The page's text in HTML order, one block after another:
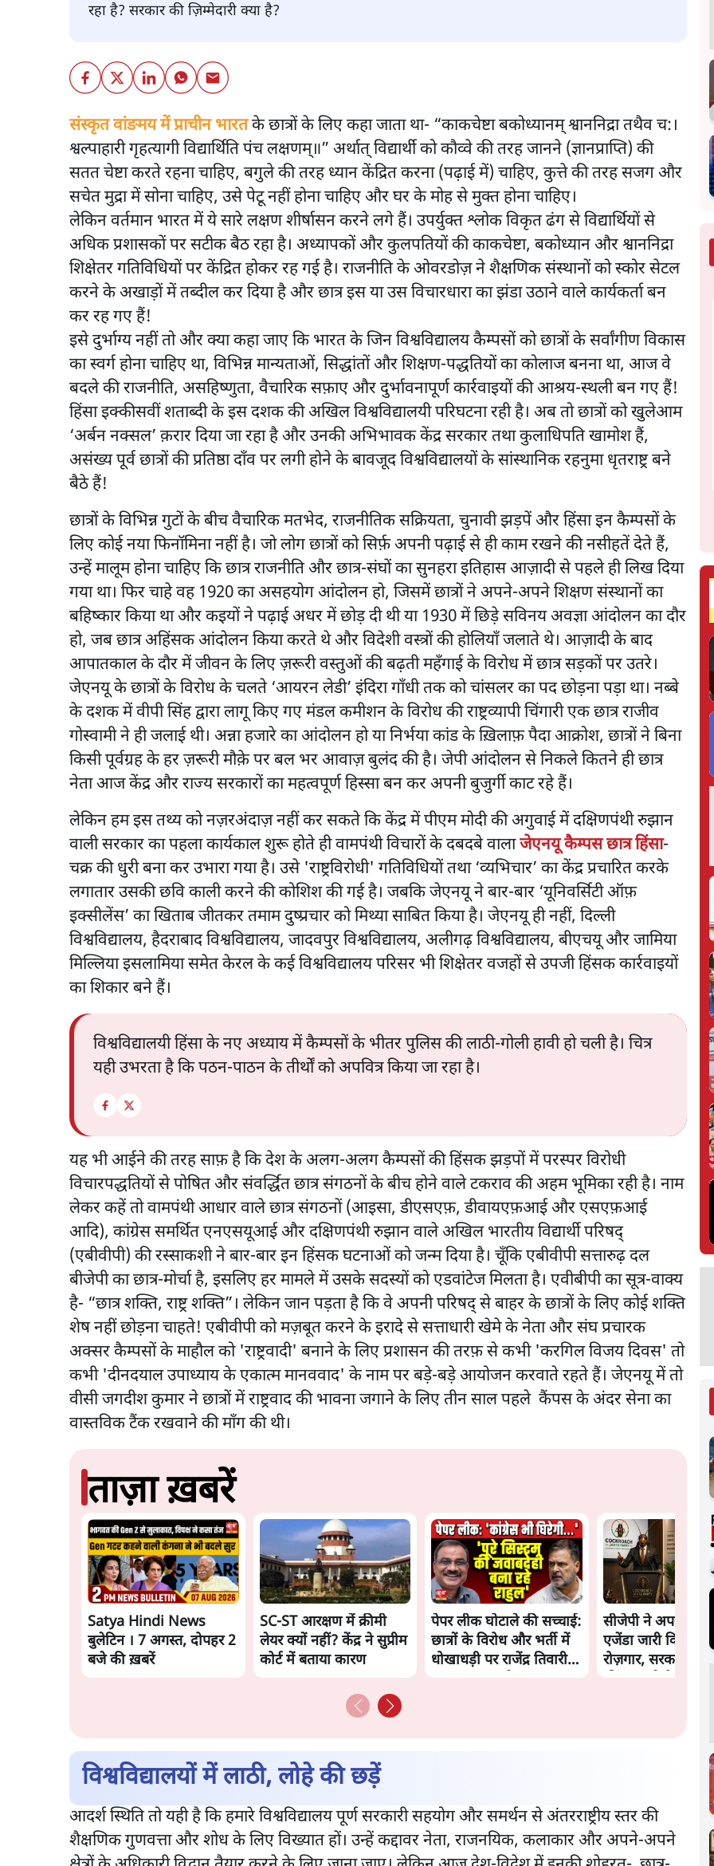
रहा है? सरकार की ज़िम्मेदारी क्या है?
संस्कृत वांङमय में प्राचीन भारतके छात्रों के लिए कहा जाता था- “काकचेष्टा बकोध्यानम्‌ श्वाननिद्रा तथैव च:।
श्वल्पाहारी गृहत्यागी विद्यार्थिति पंच लक्षणम्‌॥” अर्थात्‌ विद्यार्थी को कौव्वे की तरह जानने (ज्ञानप्राप्ति) की
सतत चेष्टा करते रहना चाहिए, बगुले की तरह ध्यान केंद्रित करना (पढ़ाई में) चाहिए, कुत्ते की तरह सजग और
सचेत मुद्रा में सोना चाहिए, उसे पेटू नहीं होना चाहिए और घर के मोह से मुक्त होना चाहिए।
लेकिन वर्तमान भारत में ये सारे लक्षण शीर्षासन करने लगे हैं। उपर्युक्त श्लोक विकृत ढंग से विद्यार्थियों से
अधिक प्रशासकों पर सटीक बैठ रहा है। अध्यापकों और कुलपतियों की काकचेष्टा, बकोध्यान और श्वाननिद्रा
शिक्षेतर गतिविधियों पर केंद्रित होकर रह गई है। राजनीति के ओवरडोज़ ने शैक्षणिक संस्थानों को स्कोर सेटल
करने के अखाड़ों में तब्दील कर दिया है और छात्र इस या उस विचारधारा का झंडा उठाने वाले कार्यकर्ता बन
कर रह गए हैं!
इसे दुर्भाग्य नहीं तो और क्या कहा जाए कि भारत के जिन विश्वविद्यालय कैम्पसों को छात्रों के सर्वांगीण विकास
का स्वर्ग होना चाहिए था, विभिन्न मान्यताओं, सिद्धांतों और शिक्षण-पद्धतियों का कोलाज बनना था, आज वे
बदले की राजनीति, असहिष्णुता, वैचारिक सफ़ाए और दुर्भावनापूर्ण कार्रवाइयों की आश्रय-स्थली बन गए हैं!
हिंसा इक्कीसवीं शताब्दी के इस दशक की अखिल विश्वविद्यालयी परिघटना रही है। अब तो छात्रों को खुलेआम
‘अर्बन नक्सल’ क़रार दिया जा रहा है और उनकी अभिभावक केंद्र सरकार तथा कुलाधिपति खामोश हैं,
असंख्य पूर्व छात्रों की प्रतिष्ठा दाँव पर लगी होने के बावजूद विश्वविद्यालयों के सांस्थानिक रहनुमा धृतराष्ट्र बने
बैठे हैं!
छात्रों के विभिन्न गुटों के बीच वैचारिक मतभेद, राजनीतिक सक्रियता, चुनावी झड़पें और हिंसा इन कैम्पसों के
लिए कोई नया फिनॉमिना नहीं है। जो लोग छात्रों को सिर्फ़ अपनी पढ़ाई से ही काम रखने की नसीहतें देते हैं,
उन्हें मालूम होना चाहिए कि छात्र राजनीति और छात्र-संघों का सुनहरा इतिहास आज़ादी से पहले ही लिख दिया
गया था। फिर चाहे वह 1920 का असहयोग आंदोलन हो, जिसमें छात्रों ने अपने-अपने शिक्षण संस्थानों का
बहिष्कार किया था और कइयों ने पढ़ाई अधर में छोड़ दी थी या 1930 में छिड़े सविनय अवज्ञा आंदोलन का दौर
हो, जब छात्र अहिंसक आंदोलन किया करते थे और विदेशी वस्त्रों की होलियाँ जलाते थे। आज़ादी के बाद
आपातकाल के दौर में जीवन के लिए ज़रूरी वस्तुओं की बढ़ती महँगाई के विरोध में छात्र सड़कों पर उतरे।
जेएनयू के छात्रों के विरोध के चलते ‘आयरन लेडी’ इंदिरा गाँधी तक को चांसलर का पद छोड़ना पड़ा था। नब्बे
के दशक में वीपी सिंह द्वारा लागू किए गए मंडल कमीशन के विरोध की राष्ट्रव्यापी चिंगारी एक छात्र राजीव
गोस्वामी ने ही जलाई थी। अन्ना हजारे का आंदोलन हो या निर्भया कांड के ख़िलाफ़ पैदा आक्रोश, छात्रों ने बिना
किसी पूर्वग्रह के हर ज़रूरी मौक़े पर बल भर आवाज़ बुलंद की है। जेपी आंदोलन से निकले कितने ही छात्र
नेता आज केंद्र और राज्य सरकारों का महत्वपूर्ण हिस्सा बन कर अपनी बुजुर्गी काट रहे हैं।
लेकिन हम इस तथ्य को नज़रअंदाज़ नहीं कर सकते कि केंद्र में पीएम मोदी की अगुवाई में दक्षिणपंथी रुझान
वाली सरकार का पहला कार्यकाल शुरू होते ही वामपंथी विचारों के दबदबे वालाजेएनयू कैम्पस छात्र हिंसा-
चक्र की धुरी बना कर उभारा गया है। उसे 'राष्ट्रविरोधी' गतिविधियों तथा ‘व्यभिचार’ का केंद्र प्रचारित करके
लगातार उसकी छवि काली करने की कोशिश की गई है। जबकि जेएनयू ने बार-बार ‘यूनिवर्सिटी ऑफ़
इक्सीलेंस’ का खिताब जीतकर तमाम दुष्प्रचार को मिथ्या साबित किया है। जेएनयू ही नहीं, दिल्ली
विश्वविद्यालय, हैदराबाद विश्वविद्यालय, जादवपुर विश्वविद्यालय, अलीगढ़ विश्वविद्यालय, बीएचयू और जामिया
मिल्लिया इसलामिया समेत केरल के कई विश्वविद्यालय परिसर भी शिक्षेतर वजहों से उपजी हिंसक कार्रवाइयों
का शिकार बने हैं।
विश्वविद्यालयी हिंसा के नए अध्याय में कैम्पसों के भीतर पुलिस की लाठी-गोली हावी हो चली है। चित्र
यही उभरता है कि पठन-पाठन के तीर्थों को अपवित्र किया जा रहा है।
यह भी आईने की तरह साफ़ है कि देश के अलग-अलग कैम्पसों की हिंसक झड़पों में परस्पर विरोधी
विचारपद्धतियों से पोषित और संवर्द्धित छात्र संगठनों के बीच होने वाले टकराव की अहम भूमिका रही है। नाम
लेकर कहें तो वामपंथी आधार वाले छात्र संगठनों (आइसा, डीएसएफ़, डीवायएफ़आई और एसएफ़आई
आदि), कांग्रेस समर्थित एनएसयूआई और दक्षिणपंथी रुझान वाले अखिल भारतीय विद्यार्थी परिषद्‌
(एबीवीपी) की रस्साकशी ने बार-बार इन हिंसक घटनाओं को जन्म दिया है। चूँकि एबीवीपी सत्तारुढ़ दल
बीजेपी का छात्र-मोर्चा है, इसलिए हर मामले में उसके सदस्यों को एडवांटेज मिलता है। एवीबीपी का सूत्र-वाक्य
है- “छात्र शक्ति, राष्ट्र शक्ति”। लेकिन जान पड़ता है कि वे अपनी परिषद्‌ से बाहर के छात्रों के लिए कोई शक्ति
शेष नहीं छोड़ना चाहते! एबीवीपी को मज़बूत करने के इरादे से सत्ताधारी खेमे के नेता और संघ प्रचारक
अक्सर कैम्पसों के माहौल को 'राष्ट्रवादी' बनाने के लिए प्रशासन की तरफ़ से कभी 'करगिल विजय दिवस' तो
कभी 'दीनदयाल उपाध्याय के एकात्म मानववाद' के नाम पर बड़े-बड़े आयोजन करवाते रहते हैं। जेएनयू में तो
वीसी जगदीश कुमार ने छात्रों में राष्ट्रवाद की भावना जगाने के लिए तीन साल पहले कैंपस के अंदर सेना का
वास्तविक टैंक रखवाने की माँग की थी।
ताज़ा ख़बरें
Satya Hindi News
बुलेटिन । 7 अगस्त, दोपहर 2
बजे की ख़बरें
SC-ST आरक्षण में क्रीमी
लेयर क्यों नहीं? केंद्र ने सुप्रीम
कोर्ट में बताया कारण
पेपर लीक घोटाले की सच्चाई:
छात्रों के विरोध और भर्ती में
धोखाधड़ी पर राजेंद्र तिवारी।
सीजेपी ने अपना 4 सूत्री
एजेंडा जारी किया-
रोज़गार, सरकारी
विश्वविद्यालयों में लाठी, लोहे की छड़ें
आदर्श स्थिति तो यही है कि हमारे विश्वविद्यालय पूर्ण सरकारी सहयोग और समर्थन से अंतरराष्ट्रीय स्तर की
शैक्षणिक गुणवत्ता और शोध के लिए विख्यात हों। उन्हें कद्दावर नेता, राजनयिक, कलाकार और अपने-अपने